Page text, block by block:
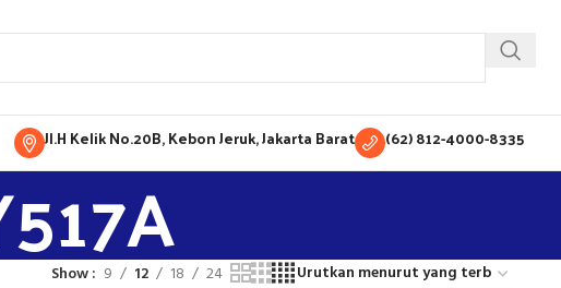
Jl.H Kelik No.20B, Kebon Jeruk, Jakarta Barat (62) 812-4000-8335
Show 9 12 18 24